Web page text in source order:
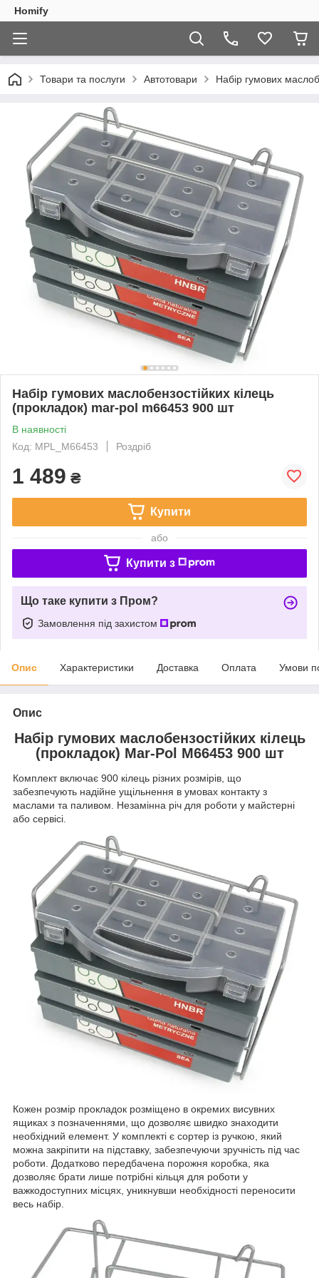
Homify
Товари та послуги Автотовари Набір гумових
Набір гумових маслобензостійких кілець
(прокладок) mar-pol m66453 900 шт
В наявності
Код: MPL_M66453
Роздріб
1 489 ₴
Купити
або
Купити з
Що таке купити з Пром?
Замовлення під захистом
Опис Характеристики Доставка Оплата Умови
Опис
Набір гумових маслобензостійких кілець
(прокладок) Mar-Pol M66453 900 шт
Комплект включає 900 кілець різних розмірів, що
забезпечують надійне ущільнення в умовах контакту з
маслами та паливом. Незамінна річ для роботи у майстерні
або сервісі.
Кожен розмір прокладок розміщено в окремих висувних
ящиках з позначеннями, що дозволяє швидко знаходити
необхідний елемент. У комплекті є сортер із ручкою, який
можна закріпити на підставку, забезпечуючи зручність під час
роботи. Додатково передбачена порожня коробка, яка
дозволяє брати лише потрібні кільця для роботи у
важкодоступних місцях, уникнувши необхідності переносити
весь набір.